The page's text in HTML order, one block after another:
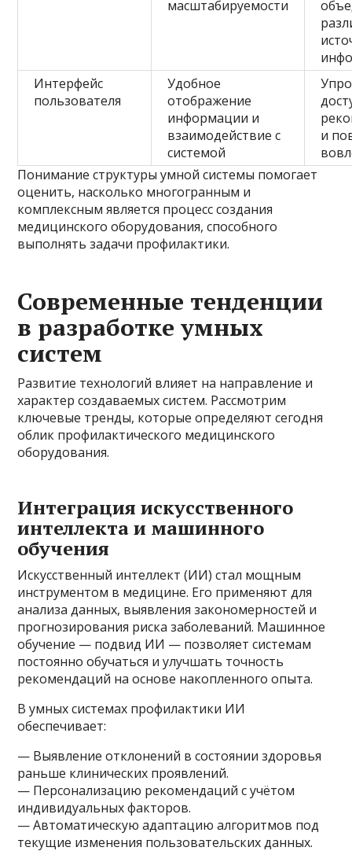
масштабируемости
Интерфейс
пользователя
Удобное
отображение
информации и
взаимодействие с
системой
и
Понимание структуры умной системы помогает
оценить, насколько многогранным и
комплексным является процесс создания
медицинского оборудования, способного
выполнять задачи профилактики.
Современные тенденции
в разработке умных
систем
Развитие технологий влияет на направление и
характер создаваемых систем. Рассмотрим
ключевые тренды, которые определяют сегодня
облик профилактического медицинского
оборудования.
Интеграция искусственного
интеллекта и машинного
обучения
Искусственный интеллект (ИИ) стал мощным
инструментом в медицине. Его применяют для
анализа данных, выявления закономерностей и
прогнозирования риска заболеваний. Машинное
обучение — подвид ИИ — позволяет системам
постоянно обучаться и улучшать точность
рекомендаций на основе накопленного опыта.
В умных системах профилактики ИИ
обеспечивает:
— Выявление отклонений в состоянии здоровья
раньше клинических проявлений.
— Персонализацию рекомендаций с учётом
индивидуальных факторов.
— Автоматическую адаптацию алгоритмов под
текущие изменения пользовательских данных.